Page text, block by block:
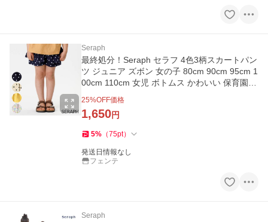
Seraph
最終処分！Seraph セラフ 4色3柄スカートパン
ツ ジュニア ズボン 女の子 80cm 90cm 95cm 1
00cm 110cm 女児 ボトムス かわいい 保育園
25%OFF価格
1,650円
5% （75pt）
発送日情報なし
フェンテ
Seraph